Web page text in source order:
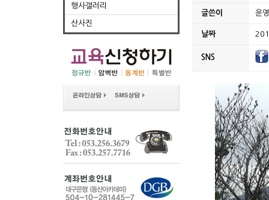
행사갤러리
산사진
글쓴이 운
날짜
SNS